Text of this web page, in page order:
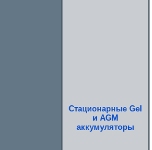
Стационарные Gel
и AGM
аккумуляторы